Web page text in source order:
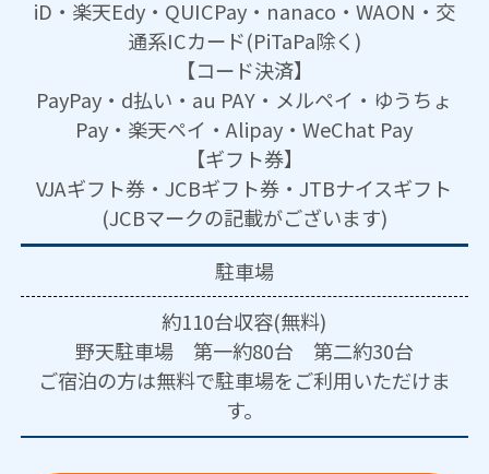
iD・楽天Edy・QUICPay・nanaco・WAON・交
通系ICカード(PiTaPa除く)
【コード決済】
PayPay・d払い・au PAY・メルペイ・ゆうちょ
Pay・楽天ペイ・Alipay・WeChat Pay
【ギフト券】
VJAギフト券・JCBギフト券・JTBナイスギフト
(JCBマークの記載がございます)
駐車場
約110台収容(無料)
野天駐車場 第一約80台 第二約30台
ご宿泊の方は無料で駐車場をご利用いただけま
す。